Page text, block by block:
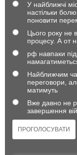
У найближчі
настільки
поновити
Цього року не
процесу. А от
рф навпаки
Найближчим
переговори,
матимуть
Вже давно не
завершення